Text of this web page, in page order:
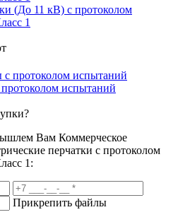
(До 11 кВ) с протоколом
1
испытаний
Вам Коммерческое
перчатки с протоколом
1:
Прикрепить файлы